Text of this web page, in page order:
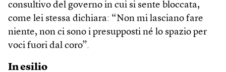
consultivo del governo in cui si sente bloccata,
come lei stessa dichiara: “Non mi lasciano fare
niente, non ci sono i presupposti né lo spazio per
voci fuori dal coro”.
In esilio